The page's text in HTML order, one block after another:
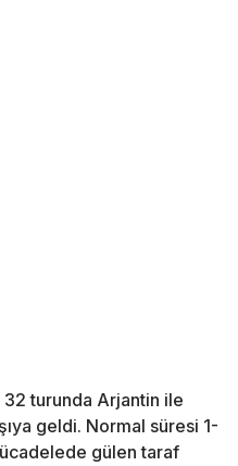
32 turunda Arjantin ile
geldi. Normal süresi 1-
gülen taraf